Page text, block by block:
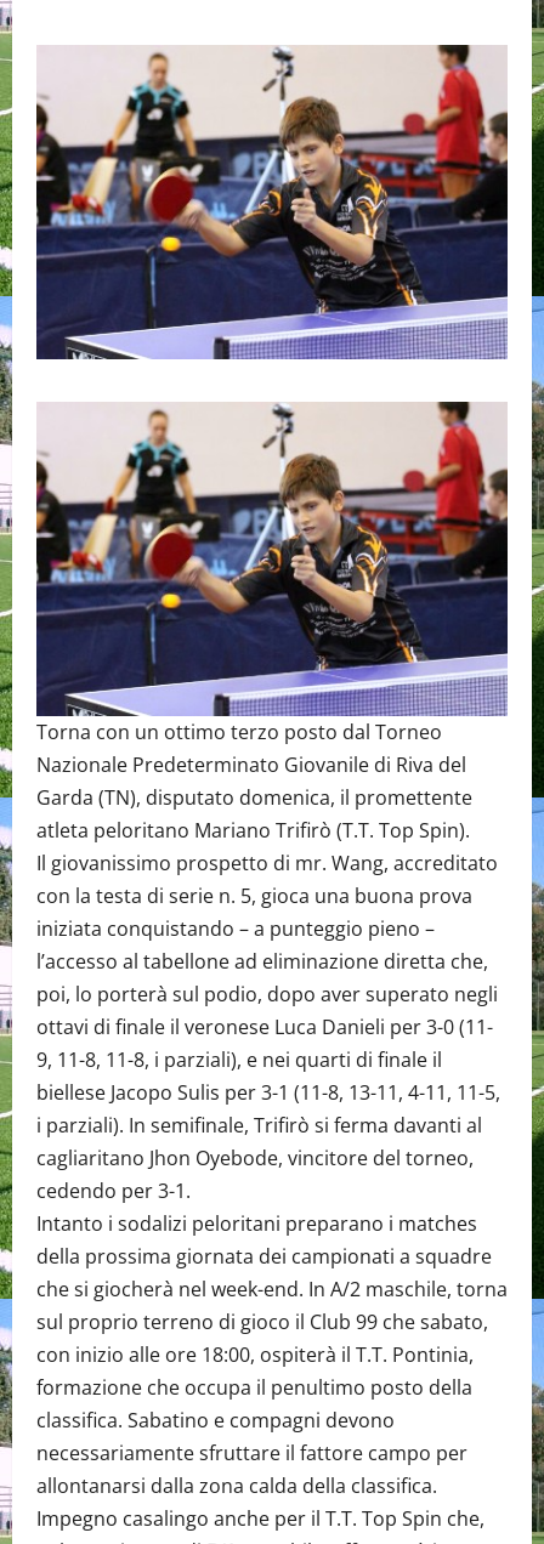
Torna con un ottimo terzo posto dal Torneo
Nazionale Predeterminato Giovanile di Riva del
Garda (TN), disputato domenica, il promettente
atleta peloritano Mariano Trifirò (T.T. Top Spin).
Il giovanissimo prospetto di mr. Wang, accreditato
con la testa di serie n. 5, gioca una buona prova
iniziata conquistando – a punteggio pieno –
l’accesso al tabellone ad eliminazione diretta che,
poi, lo porterà sul podio, dopo aver superato negli
ottavi di finale il veronese Luca Danieli per 3-0 (11-
9, 11-8, 11-8, i parziali), e nei quarti di finale il
biellese Jacopo Sulis per 3-1 (11-8, 13-11, 4-11, 11-5,
i parziali). In semifinale, Trifirò si ferma davanti al
cagliaritano Jhon Oyebode, vincitore del torneo,
cedendo per 3-1.
Intanto i sodalizi peloritani preparano i matches
della prossima giornata dei campionati a squadre
che si giocherà nel week-end. In A/2 maschile, torna
sul proprio terreno di gioco il Club 99 che sabato,
con inizio alle ore 18:00, ospiterà il T.T. Pontinia,
formazione che occupa il penultimo posto della
classifica. Sabatino e compagni devono
necessariamente sfruttare il fattore campo per
allontanarsi dalla zona calda della classifica.
Impegno casalingo anche per il T.T. Top Spin che,